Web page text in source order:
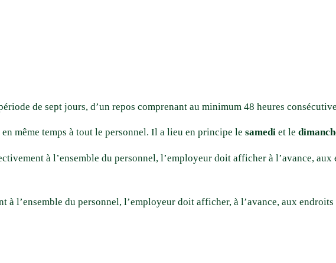
de sept jours, d’un repos comprenant au minimum 48 heures
même temps à tout le personnel. Il a lieu en principe le samedi et le
à l’ensemble du personnel, l’employeur doit afficher à l’avance,
à l’ensemble du personnel, l’employeur doit afficher, à l’avance, aux